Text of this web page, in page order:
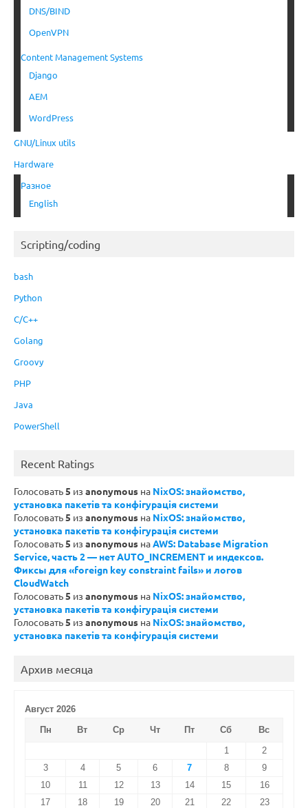
DNS/BIND
OpenVPN
Content Management Systems
Django
AEM
WordPress
GNU/Linux utils
Hardware
Разное
English
Scripting/coding
bash
Python
C/C++
Golang
Groovy
PHP
Java
PowerShell
Recent Ratings
Голосовать5 из anonymous на NixOS: знайомство,
установка пакетів та конфігурація системи
Голосовать5 из anonymous на NixOS: знайомство,
установка пакетів та конфігурація системи
Голосовать5 из anonymous наAWS: Database Migration
Service, часть 2 — нет AUTO_INCREMENT и индексов.
Фиксы для «foreign key constraint fails» и логов
CloudWatch
Голосовать5 из anonymous на NixOS: знайомство,
установка пакетів та конфігурація системи
Голосовать5 из anonymous на NixOS: знайомство,
установка пакетів та конфігурація системи
Архив месяца
Август 2026
Пн
Вт Ср Чт Пт Сб
Вс
1
2
3
4 5 6 7 8
9
10
11 12 13 14 15
16
17
18 19 20 21 22 23